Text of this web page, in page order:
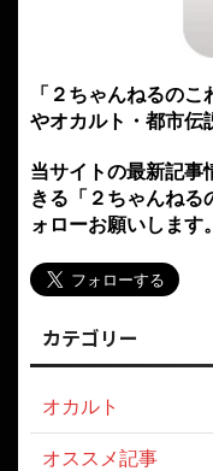
「２ちゃんねるの
やオカルト・都市伝
当サイトの最新記事
きる「２ちゃんね
ォローお願いします。
カテゴリー
オカルト
オススメ記事